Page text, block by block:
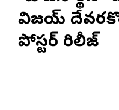
విజయ్
పోస్టర్ రిలీజ్